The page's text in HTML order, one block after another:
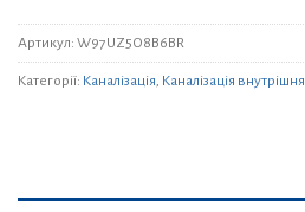
Артикул: W97UZ5O8B6BR
Категорії: Каналізація, Каналізація внутрішня